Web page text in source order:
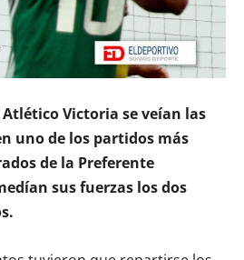
Atlético Victoria se veían las
uno de los partidos más
de la Preferente
sus fuerzas los dos